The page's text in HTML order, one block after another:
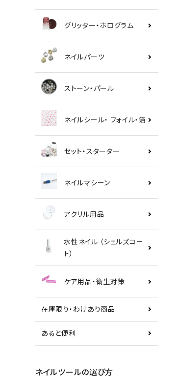
グリッター・ホログラム
ネイルパーツ
ストーン・パール
ネイルシール・ フォイル・箔
セット・スターター
ネイルマシーン
アクリル用品
水性ネイル （シェルズコー
ト）
ケア用品・衛生対策
在庫限り・わけあり商品
あると便利
ネイルツールの選び方